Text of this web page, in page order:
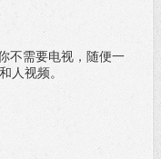
不需要电视，随便一
人视频。